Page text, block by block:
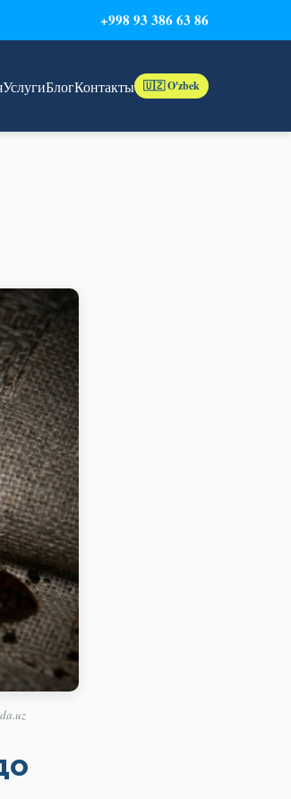
+998 93 386 63 86
УслугиБлогКонтакты 🇺🇿 O'zbek